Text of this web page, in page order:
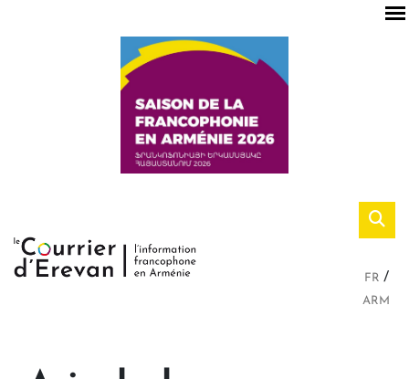
FR
ARM